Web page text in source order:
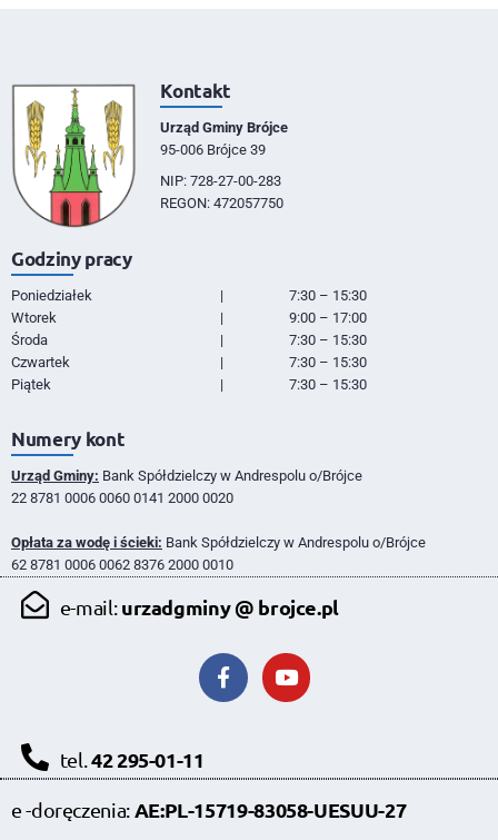
Kontakt
Urząd Gminy Brójce
95-006 Brójce 39
NIP: 728-27-00-283
REGON: 472057750
Godziny pracy
Poniedziałek |
7:30 – 15:30
Wtorek
|
9:00 – 17:00
Środa
|
7:30 – 15:30
Czwartek
|
7:30 – 15:30
Piątek
| 7:30 – 15:30
Numery kont
Urząd Gminy: Bank Spółdzielczy w Andrespolu o/Brójce
22 8781 0006 0060 0141 2000 0020
Opłata za wodę i ścieki: Bank Spółdzielczy w Andrespolu o/Brójce
62 8781 0006 0062 8376 2000 0010
e-mail:urzadgminy @ brojce.pl
tel. 42 295-01-11
e -doręczenia: AE:PL-15719-83058-UESUU-27